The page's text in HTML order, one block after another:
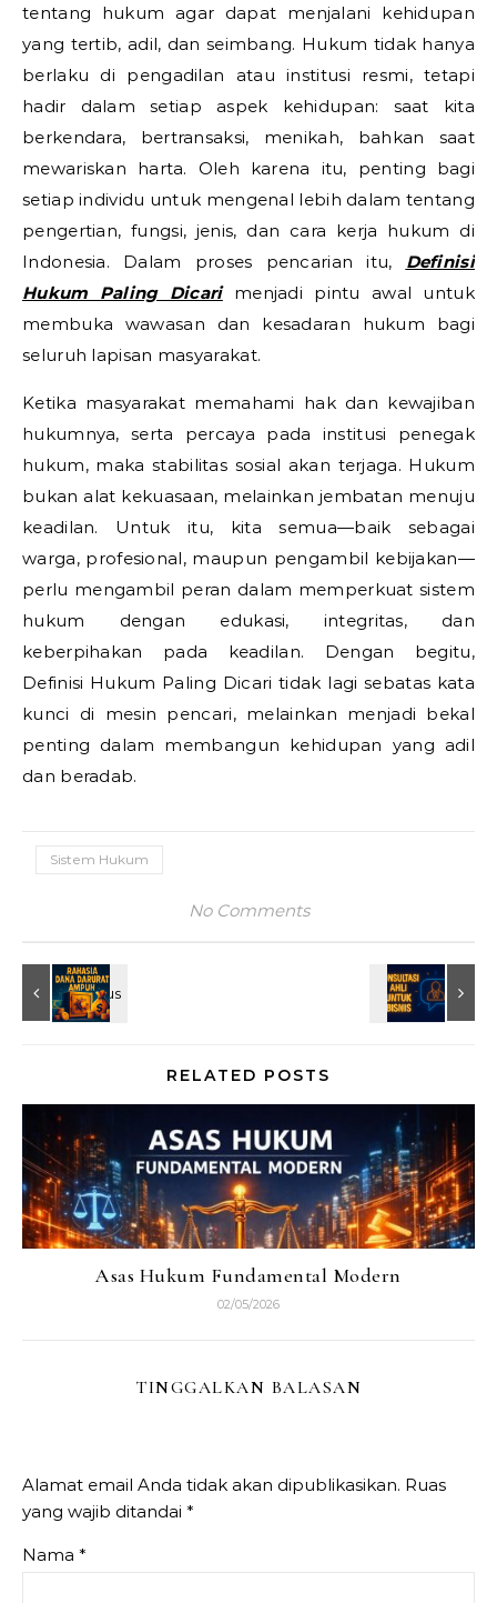
tentang hukum agar dapat menjalani kehidupan
yang tertib, adil, dan seimbang. Hukum tidak hanya
berlaku di pengadilan atau institusi resmi, tetapi
hadir dalam setiap aspek kehidupan: saat kita
berkendara, bertransaksi, menikah, bahkan saat
mewariskan harta. Oleh karena itu, penting bagi
setiap individu untuk mengenal lebih dalam tentang
pengertian, fungsi, jenis, dan cara kerja hukum di
Indonesia. Dalam proses pencarian itu, Definisi
Hukum Paling Dicarimenjadi pintu awal untuk
membuka wawasan dan kesadaran hukum bagi
seluruh lapisan masyarakat.
Ketika masyarakat memahami hak dan kewajiban
hukumnya, serta percaya pada institusi penegak
hukum, maka stabilitas sosial akan terjaga. Hukum
bukan alat kekuasaan, melainkan jembatan menuju
keadilan. Untuk itu, kita semua—baik sebagai
warga, profesional, maupun pengambil kebijakan—
perlu mengambil peran dalam memperkuat sistem
hukum dengan edukasi, integritas, dan
keberpihakan pada keadilan. Dengan begitu,
Definisi Hukum Paling Dicari tidak lagi sebatas kata
kunci di mesin pencari, melainkan menjadi bekal
penting dalam membangun kehidupan yang adil
dan beradab.
Sistem Hukum
No Comments
RELATED POSTS
Asas Hukum Fundamental Modern
02/05/2026
TINGGALKAN BALASAN
Alamat email Anda tidak akan dipublikasikan. Ruas
yang wajib ditandai *
Nama *